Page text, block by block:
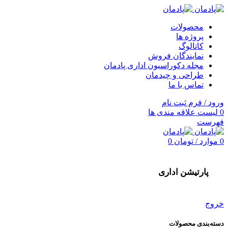
محصولات
پروژه ها
کاتالوگ
نمایندگان فروش
مجله دکوراسیون اداری پادمان
طراحی و چیدمان
تماس با ما
ورود / فرم ثبت نام
0 لیست علاقه مندی ها
فهرست
0 موارد / تومان
پارتیشن اداری
خروج
دسته‌بندی محصولات